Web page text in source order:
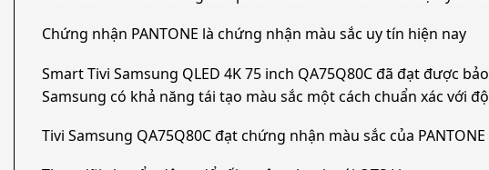
Chứng nhận PANTONE là chứng nhận màu sắc uy tín hiện nay
Smart Tivi Samsung QLED 4K 75 inch QA75Q80C đã đạt được
Samsung có khả năng tái tạo màu sắc một cách chuẩn xác với
Tivi Samsung QA75Q80C đạt chứng nhận màu sắc của PANTONE